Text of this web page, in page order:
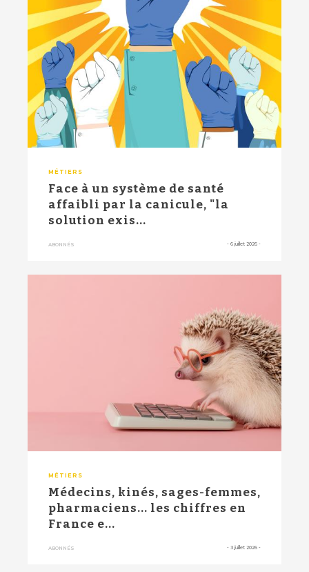
MÉTIERS
Face à un système de santé
affaibli par la canicule, "la
solution exis...
ABONNÉS - 6 juillet 2026 -
MÉTIERS
Médecins, kinés, sages-femmes,
pharmaciens... les chiffres en
France e...
ABONNÉS - 3 juillet 2026 -